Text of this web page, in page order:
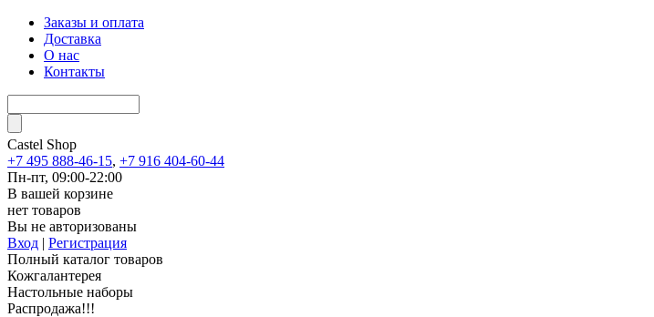
Заказы и оплата
Доставка
О нас
Контакты
Castel Shop
+7 495 888-46-15, +7 916 404-60-44
Пн-пт, 09:00-22:00
В вашей корзине
нет товаров
Вы не авторизованы
Вход | Регистрация
Полный каталог товаров
Кожгалантерея
Настольные наборы
Распродажа!!!